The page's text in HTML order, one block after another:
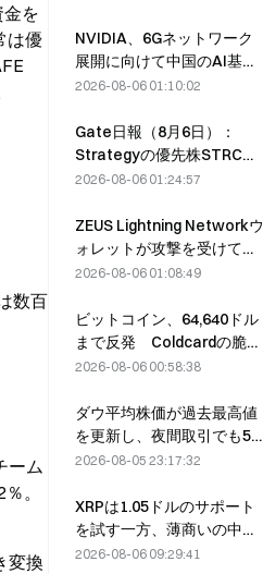
を
は優
数百
ーム
。
変換
NVIDIA、6Gネットワーク
展開に向けて中国のAI基地
局サプライヤーを模索
2026-08-06 01:10:02
Gate日報（8月6日）：
Strategyの優先株STRCが
力強く反発、Blockが2026
げる
2026-08-06 01:24:57
ZEUS Lightning Networkウ
ォレットが攻撃を受けて一
時停止、公式はユーザー資
2026-08-06 01:08:49
ビットコイン、64,640ドル
まで反発 Coldcardの脆弱
性を受け、アクティブウォ
準に達する
2026-08-06 00:58:38
ダウ平均株価が過去最高値
を更新し、夜間取引でも5日
続伸を維持；AI投資が上昇
2026-08-05 23:17:32
XRPは1.05ドルのサポート
を試す一方、薄商いの中で
イーサリアムは1,908ドルを
2026-08-06 09:29:41